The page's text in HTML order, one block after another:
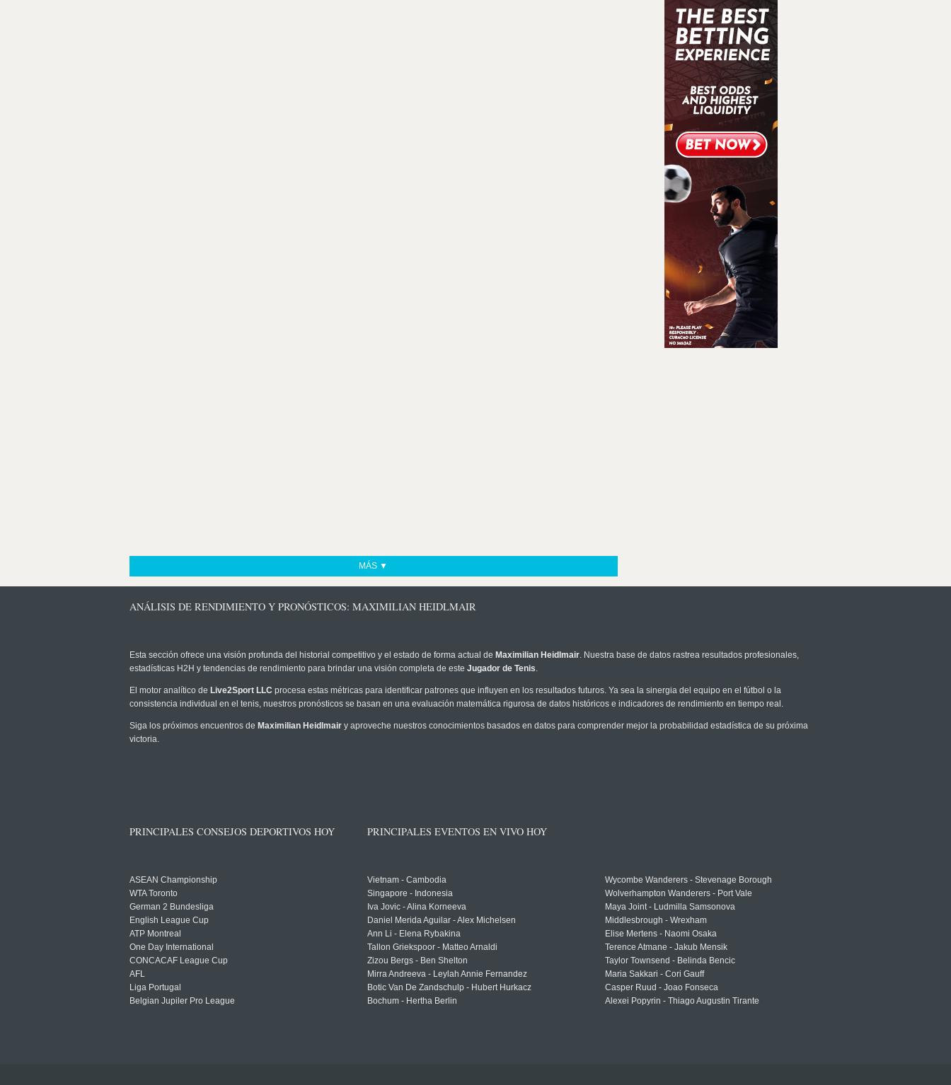
MÁS ▼
ANÁLISIS DE RENDIMIENTO Y PRONÓSTICOS: MAXIMILIAN HEIDLMAIR
Esta sección ofrece una visión profunda del historial competitivo y el estado de forma actual de Maximilian Heidlmair. Nuestra base de datos rastrea resultados profesionales,
estadísticas H2H y tendencias de rendimiento para brindar una visión completa de este Jugador de Tenis.
El motor analítico de Live2Sport LLC procesa estas métricas para identificar patrones que influyen en los resultados futuros. Ya sea la sinergia del equipo en el fútbol o la
consistencia individual en el tenis, nuestros pronósticos se basan en una evaluación matemática rigurosa de datos históricos e indicadores de rendimiento en tiempo real.
Siga los próximos encuentros de Maximilian Heidlmair y aproveche nuestros conocimientos basados en datos para comprender mejor la probabilidad estadística de su próxima
victoria.
PRINCIPALES CONSEJOS DEPORTIVOS HOY
ASEAN Championship
WTA Toronto
German 2 Bundesliga
English League Cup
ATP Montreal
One Day International
CONCACAF League Cup
AFL
Liga Portugal
Belgian Jupiler Pro League
PRINCIPALES EVENTOS EN VIVO HOY
Vietnam - Cambodia
Singapore - Indonesia
Iva Jovic - Alina Korneeva
Daniel Merida Aguilar - Alex Michelsen
Ann Li - Elena Rybakina
Tallon Griekspoor - Matteo Arnaldi
Zizou Bergs - Ben Shelton
Mirra Andreeva - Leylah Annie Fernandez
Botic Van De Zandschulp - Hubert Hurkacz
Bochum - Hertha Berlin
Wycombe Wanderers - Stevenage Borough
Wolverhampton Wanderers - Port Vale
Maya Joint - Ludmilla Samsonova
Middlesbrough - Wrexham
Elise Mertens - Naomi Osaka
Terence Atmane - Jakub Mensik
Taylor Townsend - Belinda Bencic
Maria Sakkari - Cori Gauff
Casper Ruud - Joao Fonseca
Alexei Popyrin - Thiago Augustin Tirante